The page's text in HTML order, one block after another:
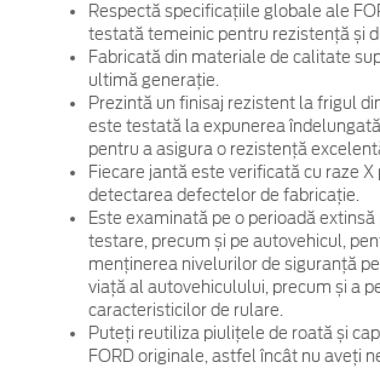
Respectă specificațiile globale ale
testată temeinic pentru rezistență și
Fabricată din materiale de calitate
ultimă generație.
Prezintă un finisaj rezistent la frigul
este testată la expunerea
pentru a asigura o rezistență
Fiecare jantă este verificată cu raze X
detectarea defectelor de fabricație.
Este examinată pe o perioadă extinsă
testare, precum și pe autovehicul,
menținerea nivelurilor de siguranță
viață al autovehiculului, precum și a
caracteristicilor de rulare.
Puteți reutiliza piulițele de roată și
FORD originale, astfel încât nu aveți